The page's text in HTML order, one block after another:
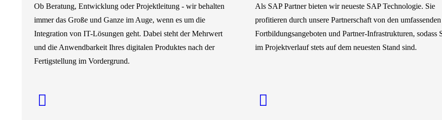
Ob Beratung, Entwicklung oder Projektleitung - wir behalten
immer das Große und Ganze im Auge, wenn es um die
Integration von IT-Lösungen geht. Dabei steht der Mehrwert
und die Anwendbarkeit Ihres digitalen Produktes nach der
Fertigstellung im Vordergrund.
Als SAP Partner bieten wir neueste SAP Technologie. Sie
profitieren durch unsere Partnerschaft von den umfassenden
Fortbildungsangeboten und Partner-Infrastrukturen, sodass
im Projektverlauf stets auf dem neuesten Stand sind.